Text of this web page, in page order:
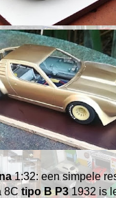
1:32: een simpele
8Ctipo B P31932 is